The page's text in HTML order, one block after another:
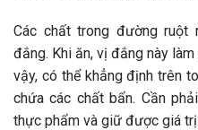
Các chất trong đường
đắng. Khi ăn, vị đắng này
vậy, có thể khẳng định trên
chứa các chất bẩn. Cần
thực phẩm và giữ được giá